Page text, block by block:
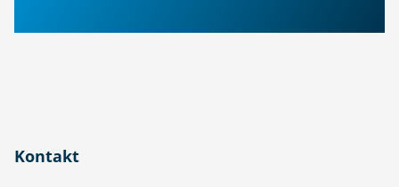
Kontakt